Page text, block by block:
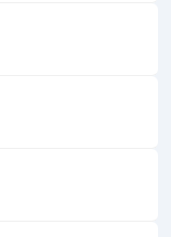
à mémoire de